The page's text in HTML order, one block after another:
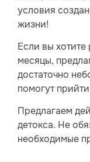
условия
жизни!
Если вы
месяцы,
достаточно
помогут
Предлагаем
детокса. Не
необходимые